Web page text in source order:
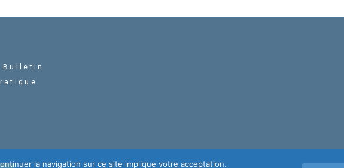
Bulletin
la navigation sur ce site implique votre acceptation.